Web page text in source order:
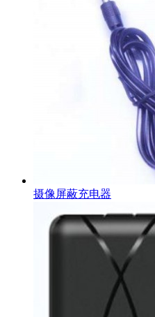
摄像屏蔽充电器